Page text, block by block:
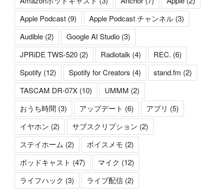
Apple Podcast (9) Apple Podcast チャンネル (3)
Audible (2) Google AI Studio (3)
JPRiDE TWS-520 (2) Radiotalk (4) REC. (6)
Spotify (12) Spotify for Creators (4) stand.fm (2)
TASCAM DR-07X (10) UMMM (2)
おうち時間 (3) アップデート (6) アプリ (5)
イヤホン (2) サブスクリプション (2)
ステイホーム (2) ボイスメモ (2)
ポッドキャスト (47) マイク (12)
ライフハック (3) ライブ配信 (2)